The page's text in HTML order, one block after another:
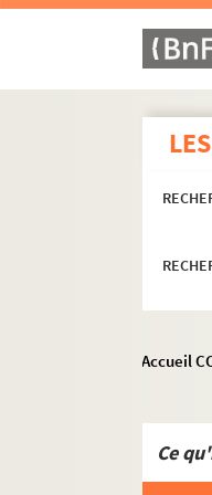
Accueil
Ce